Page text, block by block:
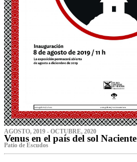
AGOSTO, 2019 - OCTUBRE, 2020
Venus en el país del sol Naciente
P‌atio de Escudos